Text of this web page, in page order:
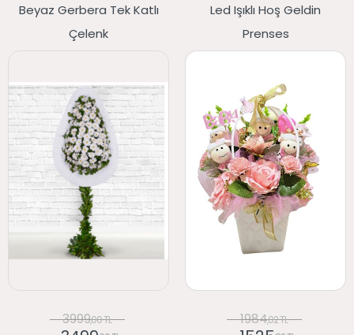
Beyaz Gerbera Tek Katlı
Çelenk
3999,00 TL
Led Işıklı Hoş Geldin
Prenses
1984,02 TL